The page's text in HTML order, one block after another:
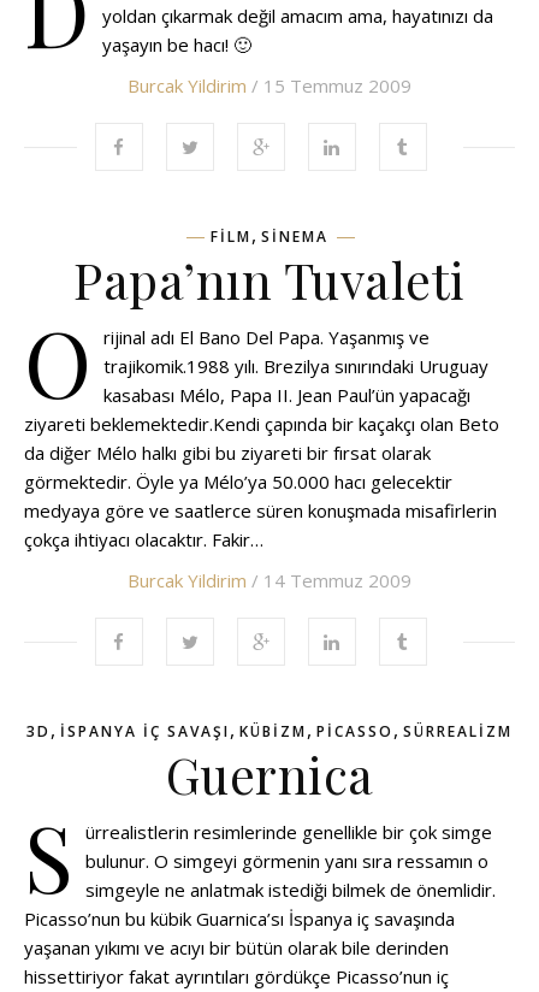
yoldan çıkarmak değil amacım ama, hayatınızı da
yaşayın be hacı! 🙂
Burcak Yildirim / 15 Temmuz 2009
FILM, SINEMA
Papa’nın Tuvaleti
O
rijinal adı El Bano Del Papa. Yaşanmış ve
trajikomik.1988 yılı. Brezilya sınırındaki Uruguay
kasabası Mélo, Papa II. Jean Paul’ün yapacağı
ziyareti beklemektedir.Kendi çapında bir kaçakçı olan Beto
da diğer Mélo halkı gibi bu ziyareti bir fırsat olarak
görmektedir. Öyle ya Mélo’ya 50.000 hacı gelecektir
medyaya göre ve saatlerce süren konuşmada misafirlerin
çokça ihtiyacı olacaktır. Fakir…
Burcak Yildirim / 14 Temmuz 2009
3D , ISPANYA IÇ SAVAŞI, KÜBIZM, PICASSO , SÜRREALIZM
Guernica
S
ürrealistlerin resimlerinde genellikle bir çok simge
bulunur. O simgeyi görmenin yanı sıra ressamın o
simgeyle ne anlatmak istediği bilmek de önemlidir.
Picasso’nun bu kübik Guarnica’sı İspanya iç savaşında
yaşanan yıkımı ve acıyı bir bütün olarak bile derinden
hissettiriyor fakat ayrıntıları gördükçe Picasso’nun iç